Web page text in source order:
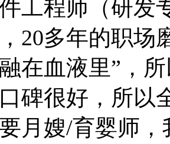
工程师（研发
20多年的职场
在血液里”，
碑很好，所以
月嫂/育婴师